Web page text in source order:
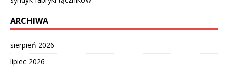
ARCHIWA
sierpień 2026
lipiec 2026